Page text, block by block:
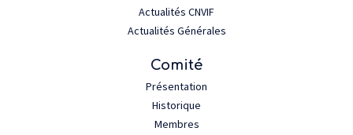
Actualités CNVIF
Actualités Générales
Comité
Présentation
Historique
Membres